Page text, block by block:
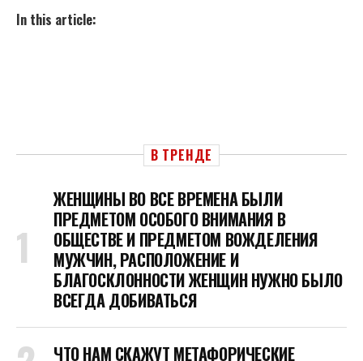
In this article:
В ТРЕНДЕ
ЖЕНЩИНЫ ВО ВСЕ ВРЕМЕНА БЫЛИ
ПРЕДМЕТОМ ОСОБОГО ВНИМАНИЯ В
ОБЩЕСТВЕ И ПРЕДМЕТОМ ВОЖДЕЛЕНИЯ
МУЖЧИН, РАСПОЛОЖЕНИЕ И
БЛАГОСКЛОННОСТИ ЖЕНЩИН НУЖНО БЫЛО
ВСЕГДА ДОБИВАТЬСЯ
ЧТО НАМ СКАЖУТ МЕТАФОРИЧЕСКИЕ